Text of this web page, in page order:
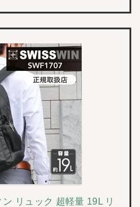
リュック 超軽量 19L リ